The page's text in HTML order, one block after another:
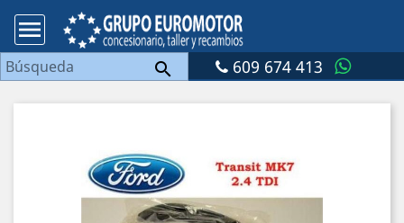

 609 674 413